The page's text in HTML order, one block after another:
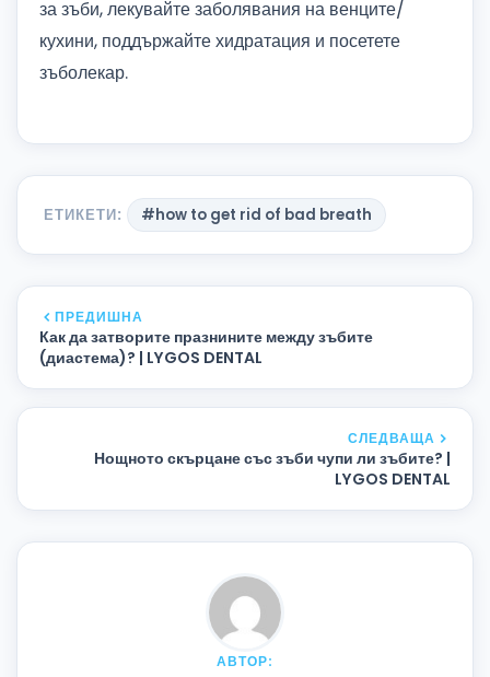
за зъби, лекувайте заболявания на венците/
кухини, поддържайте хидратация и посетете
зъболекар.
ЕТИКЕТИ: #how to get rid of bad breath
ПРЕДИШНА
Как да затворите празнините между зъбите
(диастема)? | LYGOS DENTAL
СЛЕДВАЩА
Нощното скърцане със зъби чупи ли зъбите? |
LYGOS DENTAL
АВТОР: